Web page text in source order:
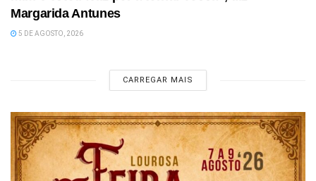
Margarida Antunes
5 DE AGOSTO, 2026
CARREGAR MAIS